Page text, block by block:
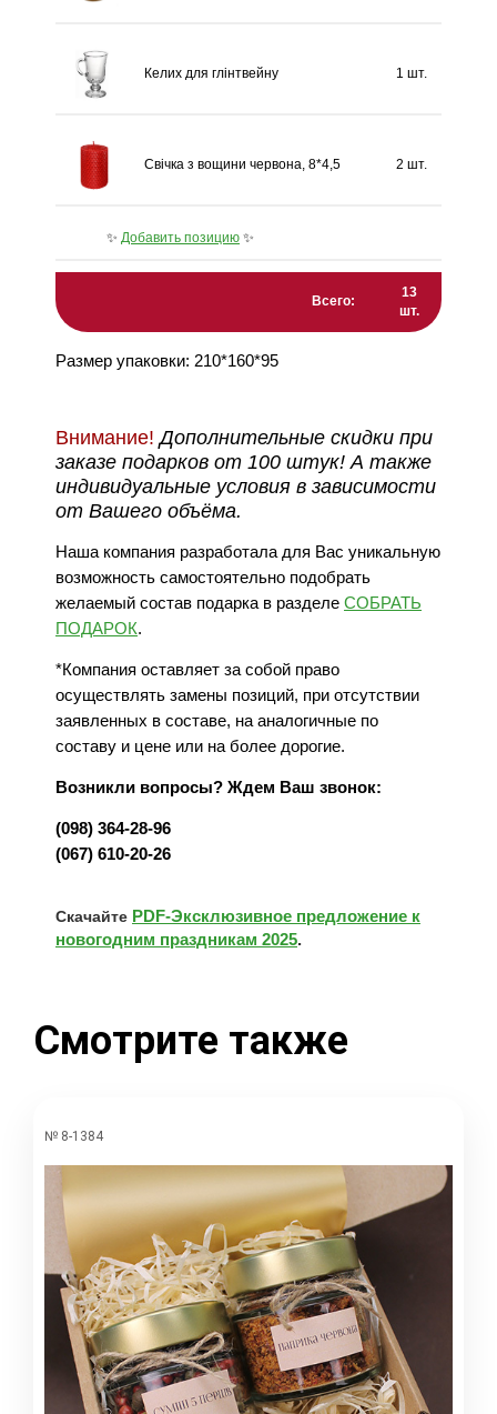
Келих для глінтвейну 1 шт.
Свічка з вощини червона, 8*4,5 2 шт.
✨ Добавить позицию ✨
Всего:
13
шт.
Размер упаковки: 210*160*95
Внимание! Дополнительные скидки при
заказе подарков от 100 штук! А также
индивидуальные условия в зависимости
от Вашего объёма.
Наша компания разработала для Вас уникальную
возможность самостоятельно подобрать
желаемый состав подарка в разделе СОБРАТЬ
ПОДАРОК.
*Компания оставляет за собой право
осуществлять замены позиций, при отсутствии
заявленных в составе, на аналогичные по
составу и цене или на более дорогие.
Возникли вопросы? Ждем Ваш звонок:
(098) 364-28-96
(067) 610-20-26
Скачайте PDF-Эксклюзивное предложение к
новогодним праздникам 2025.
Смотрите также
№ 8-1384